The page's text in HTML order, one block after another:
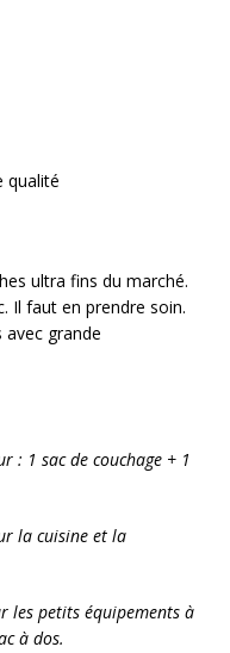
qualité
ultra fins du marché.
Il faut en prendre soin.
avec grande
: 1 sac de couchage + 1
la cuisine et la
les petits équipements à
à dos.